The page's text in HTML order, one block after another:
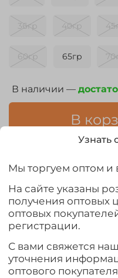
В наличии —
В
36гр 40гр
60гр 65гр
Выбрать
Отзывы
Узнать
Мы торгуем оптом и
На сайте указаны
получения оптовых
оптовых
регистрации.
С вами свяжется
уточнения
оптового